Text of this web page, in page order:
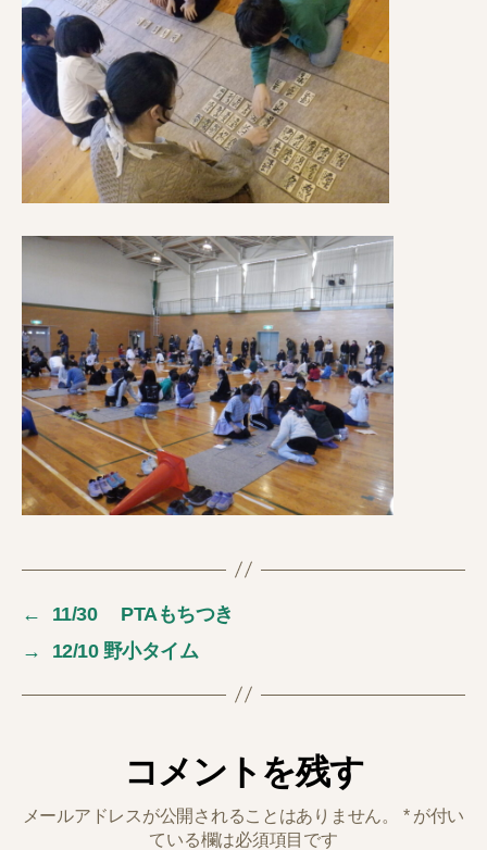
←
11/30 PTAもちつき
→
12/10 野小タイム
コメントを残す
メールアドレスが公開されることはありません。 *が付い
ている欄は必須項目です